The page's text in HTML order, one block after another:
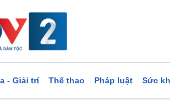
- Giải trí Thể thao Pháp luật Sức